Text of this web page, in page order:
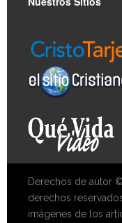
Derechos de autor
derechos
imágenes de los